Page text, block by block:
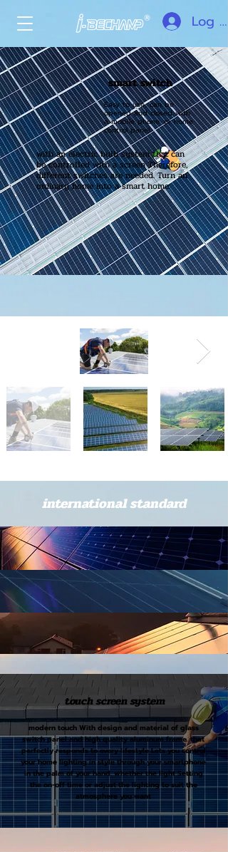
Log In
smart switch
Easy to use, can be
opened and closed with
a mobile phone. or home
control panel
with an electric bulb system that can
be controlled with a screen Therefore,
different switches are needed. Turn an
ordinary home into a smart home.
international standard
touch screen system
modern touch With design and material of glass
switch panel and high quality aluminum frame. that
perfectly responds to every lifestyle Lets you control
your home lighting in style through your smartphone
in the palm of your hand. whether the light Setting
the on-off time or adjust the lighting to suit the
atmosphere you want